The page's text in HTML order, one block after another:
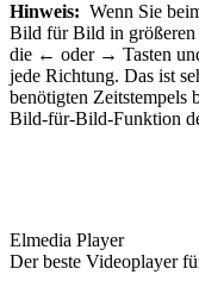
Hinweis: Wenn Sie
Bild für Bild in größeren
die ← oder → Tasten
jede Richtung. Das ist
benötigten Zeitstempels
Bild-für-Bild-Funktion
Elmedia Player
Der beste Videoplayer